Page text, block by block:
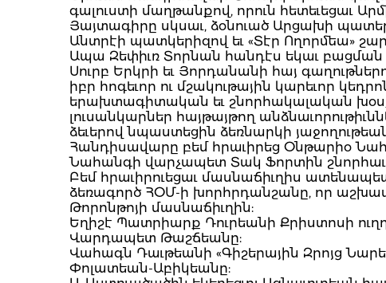
գալուստի մաղթանքով, որուն հետեւեցաւ
Յայտագիրը սկսաւ, ձօնուած Արցախի
Անտրէի պատկերիզով եւ «Տէր Ողորմեա»
Ապա Զեփիւռ Տորնան հանդէս եկաւ բացման
Սուրբ Երկրի եւ Յորդանանի հայ
իբր հոգեւոր ու մշակութային կարեւոր
երախտագիտական եւ շնորհակալական խօսք
լուսանկարներ հայթայթող
ձեւերով նպաստեցին ձեռնարկի
Հանդիսավարը բեմ հրաւիրեց Օնթարիօ
Նահանգի վարչապետ Տակ Ֆորտին
Բեմ հրաւիրուեցաւ մասնաճիւղիս
ձեռագործ ՀՕՄ-ի խորհրդանշանը, որ
Թորոնթոյի մասնաճիւղին:
Եղիշէ Պատրիարք Դուրեանի Քրիստոսի
Վարդապետ Թաշճեանը:
Վահագն Դաւթեանի «Գիշերային Զրոյց
Փոլատեան-Աբիկեանը: